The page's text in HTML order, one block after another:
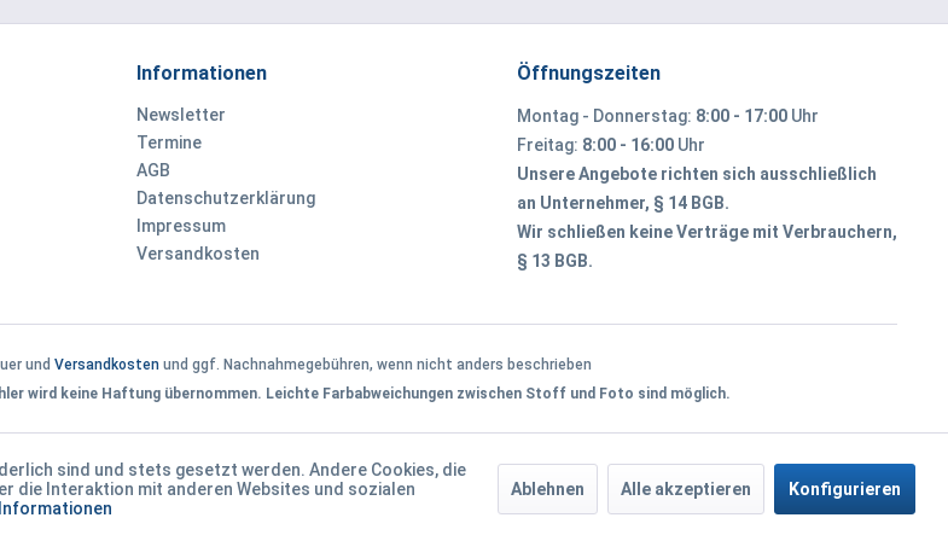
Informationen
Newsletter
Termine
AGB
Datenschutzerklärung
Impressum
Versandkosten
Öffnungszeiten
Montag - Donnerstag: 8:00 - 17:00 Uhr
Freitag: 8:00 - 16:00 Uhr
Unsere Angebote richten sich ausschließlich
an Unternehmer, § 14 BGB.
Wir schließen keine Verträge mit Verbrauchern,
§ 13 BGB.
und Versandkostenund ggf. Nachnahmegebühren, wenn nicht anders beschrieben
wird keine Haftung übernommen. Leichte Farbabweichungen zwischen Stoff und Foto sind möglich.
sind und stets gesetzt werden. Andere Cookies, die
die Interaktion mit anderen Websites und sozialen
Ablehnen Alle akzeptieren Konfigurieren